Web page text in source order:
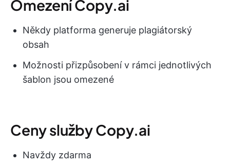
Omezení Copy.ai
Někdy platforma generuje plagiátorský
obsah
Možnosti přizpůsobení v rámci jednotlivých
šablon jsou omezené
Ceny služby Copy.ai
Navždy zdarma